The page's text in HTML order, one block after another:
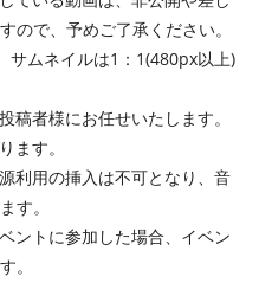
ので、予めご了承ください。
サムネイルは1：1(480px以上)
稿者様にお任せいたします。
ます。
利用の挿入は不可となり、音
す。
ントに参加した場合、イベン
。